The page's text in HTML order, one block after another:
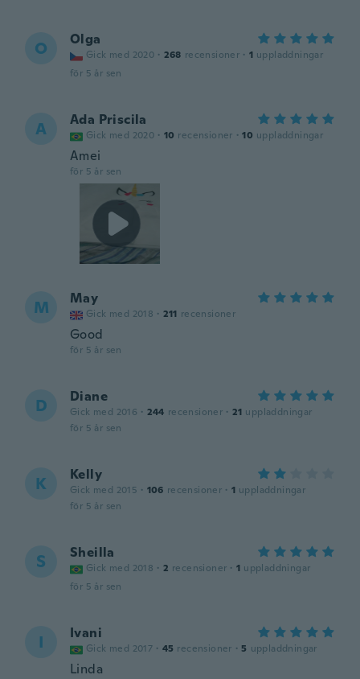
O Olga
Gick med 2020 · 268 recensioner · 1 uppladdningar
för 5 år sen
A Ada Priscila
Gick med 2020 · 10 recensioner · 10 uppladdningar
Amei
för 5 år sen
M May
Gick med 2018 · 211 recensioner
Good
för 5 år sen
D Diane
Gick med 2016 · 244 recensioner · 21 uppladdningar
för 5 år sen
K Kelly
Gick med 2015 · 106 recensioner · 1 uppladdningar
för 5 år sen
S Sheilla
Gick med 2018 · 2 recensioner · 1 uppladdningar
för 5 år sen
I Ivani
Gick med 2017 · 45 recensioner · 5 uppladdningar
Linda